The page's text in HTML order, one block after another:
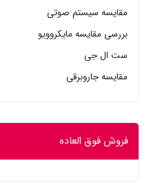
مقایسه سیستم صوتی
بررسی مقایسه مایکروویو
ست ال جی
مقایسه جاروبرقی
فروش فوق العاده